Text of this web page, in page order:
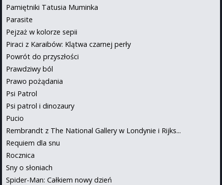
Pamiętniki Tatusia Muminka
Parasite
Pejzaż w kolorze sepii
Piraci z Karaibów: Klątwa czarnej perły
Powrót do przyszłości
Prawdziwy ból
Prawo pożądania
Psi Patrol
Psi patrol i dinozaury
Pucio
Rembrandt z The National Gallery w Londynie i Rijks...
Requiem dla snu
Rocznica
Sny o słoniach
Spider-Man: Całkiem nowy dzień